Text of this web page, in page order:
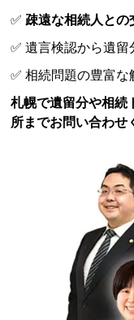
✅ 疎遠な相続人と
✅ 遺言検認から遺留
✅ 相続問題の豊富な
札幌で遺留分や相続
所までお問い合わせ